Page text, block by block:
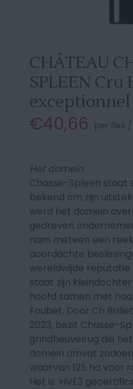
CHÂTEAU
SPLEEN Cru
exceptionnel
€40,66 per fles
Het domein
Chasse-Spleen staat
bekend om zijn
werd het domein
gedreven
nam meteen een
doordachte
wereldwijde reputatie
staat zijn
hoofd samen met
Foubet. Door Ch
2023, bezit Chasse-
grindheuvelrug die
domein omvat
waarvan 125 ha voor
Het is HVE3